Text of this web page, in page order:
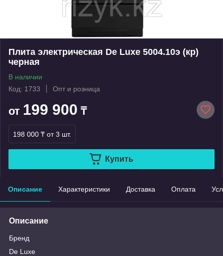
Плита электрическая De Luxe 5004.10э (кр)
черная
В наличии
Код: 1733
Опт и розница
от 199 900 ₸
198 000 ₸ от 3 шт.
Купить
Описание Характеристики Доставка Оплата
Описание
Бренд
De Luxe